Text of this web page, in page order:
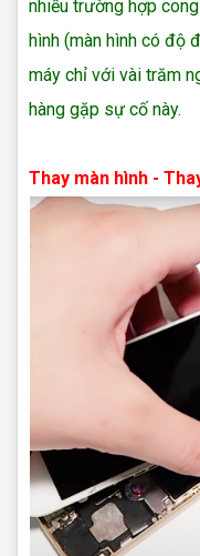
nhiều trường hợp
hình (màn hình có độ
máy chỉ với vài trăm
hàng gặp sự cố này.
Thay màn hình -